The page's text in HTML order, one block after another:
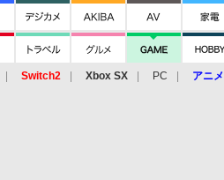
Switch2 Xbox SX PC アニメ